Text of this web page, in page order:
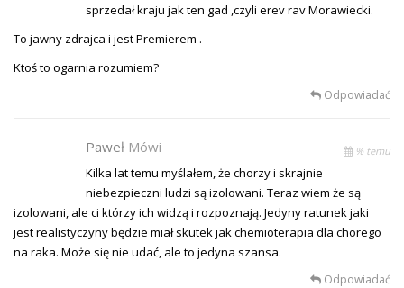
sprzedał kraju jak ten gad ,czyli erev rav Morawiecki.
To jawny zdrajca i jest Premierem .
Ktoś to ogarnia rozumiem?
Odpowiadać
Paweł Mówi % temu
Kilka lat temu myślałem, że chorzy i skrajnie
niebezpieczni ludzi są izolowani. Teraz wiem że są
izolowani, ale ci którzy ich widzą i rozpoznają. Jedyny ratunek jaki
jest realistyczyny będzie miał skutek jak chemioterapia dla chorego
na raka. Może się nie udać, ale to jedyna szansa.
Odpowiadać